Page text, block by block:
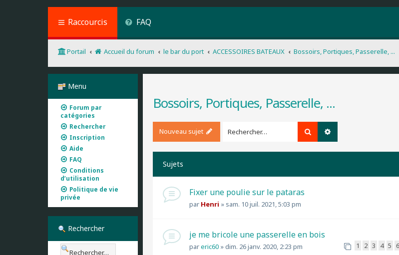
Raccourcis FAQ
Portail Accueil du forum le bar du port ACCESSOIRES BATEAUX Bossoirs, Portiques, Passerelle, ...
Bossoirs, Portiques, Passerelle, ...
Nouveau sujet Rechercher
Sujets
Fixer une poulie sur le pataras
par Henri » sam. 10 juil. 2021, 5:03 pm
je me bricole une passerelle en bois
pareric60 »dim. 26 janv. 2020, 2:23 pm 1 2 3 4 5 6
Menu
Forum par
catégories
Rechercher
Inscription
Aide
FAQ
Conditions
d’utilisation
Politique de vie
privée
Rechercher